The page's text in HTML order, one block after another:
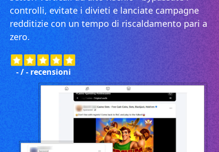
controlli, evitate i divieti e lanciate campagne
redditizie con un tempo di riscaldamento pari a
zero.
-/-recensioni